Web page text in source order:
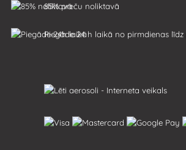
85% preču noliktavā
Piegāde 24 h laikā no pirmdienas līdz